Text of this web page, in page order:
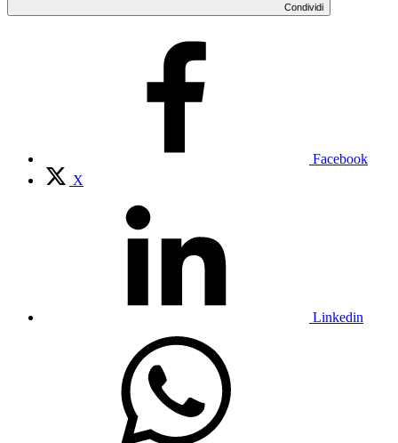
Condividi
Facebook
X
Linkedin